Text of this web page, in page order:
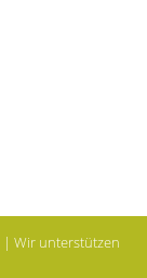
| Wir unterstützen